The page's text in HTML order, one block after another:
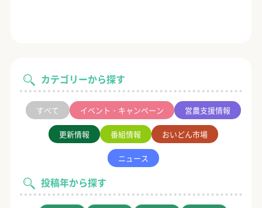
カテゴリーから探す
すべて イベント・キャンペーン 営農支援情報
更新情報 番組情報 おいどん市場
ニュース
投稿年から探す